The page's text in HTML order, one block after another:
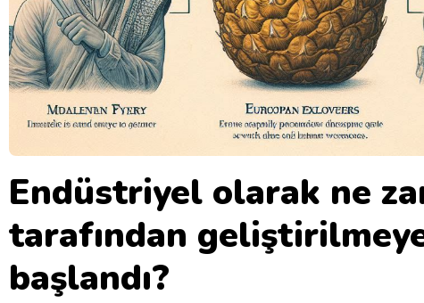
Endüstriyel olarak ne
tarafından
başlandı?